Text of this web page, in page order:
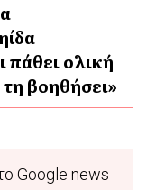
πάθει ολική
βοηθήσει»
Google news